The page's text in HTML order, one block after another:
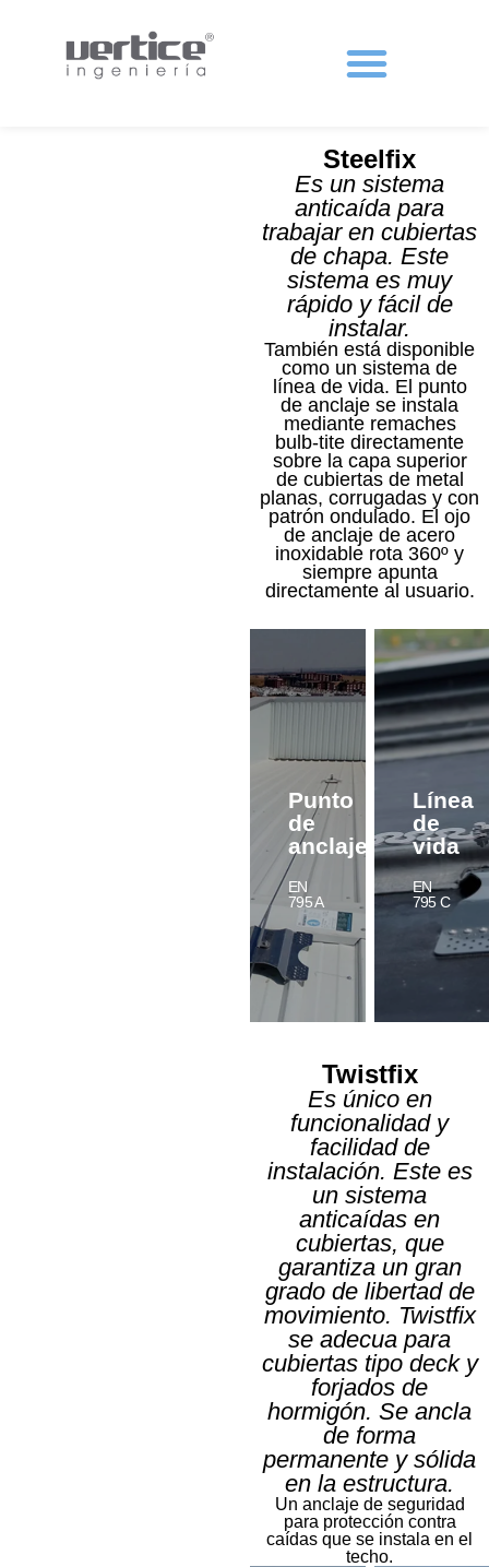
Steelfix
Es un sistema
anticaída para
trabajar en cubiertas
de chapa. Este
sistema es muy
rápido y fácil de
instalar.
También está disponible
como un sistema de
línea de vida. El punto
de anclaje se instala
mediante remaches
bulb-tite directamente
sobre la capa superior
de cubiertas de metal
planas, corrugadas y con
patrón ondulado. El ojo
de anclaje de acero
inoxidable rota 360º y
siempre apunta
directamente al usuario.
Punto
de
anclaje
EN
795 A
Steelfix
Punto
anclaje
Más
información
Línea
de
vida
EN
795 C
Línea
de
vida
Twistfix
Es único en
funcionalidad y
facilidad de
instalación. Este es
un sistema
anticaídas en
cubiertas, que
garantiza un gran
grado de libertad de
movimiento. Twistfix
se adecua para
cubiertas tipo deck y
forjados de
hormigón. Se ancla
de forma
permanente y sólida
en la estructura.
Un anclaje de seguridad
para protección contra
caídas que se instala en el
techo.